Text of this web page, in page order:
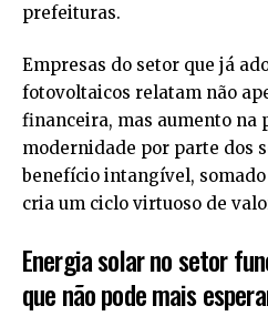
prefeituras.
Empresas do setor que já
fotovoltaicos relatam não
financeira, mas aumento na
modernidade por parte dos
benefício intangível, somado
cria um ciclo virtuoso de
Energia solar no setor
que não pode mais